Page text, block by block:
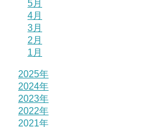
5月
4月
3月
2月
1月
2025年
2024年
2023年
2022年
2021年